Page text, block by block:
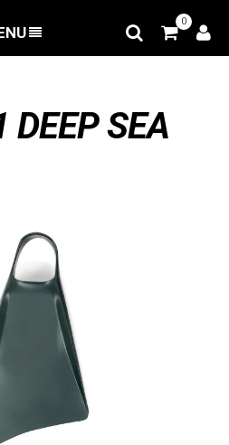
0
DEEP SEA